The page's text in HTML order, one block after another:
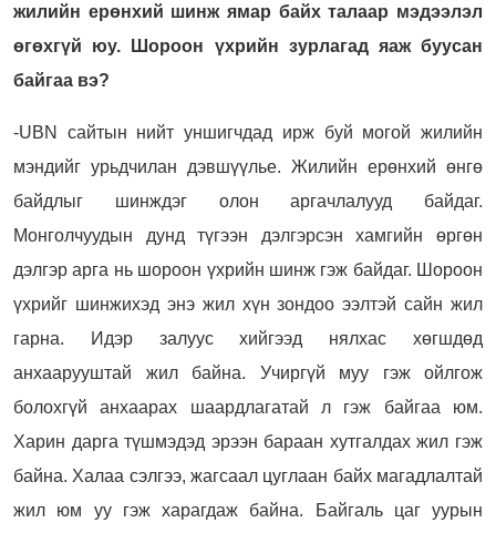
жилийн ерөнхий шинж ямар байх талаар мэдээлэл
өгөхгүй юу. Шороон үхрийн зурлагад яаж буусан
байгаа вэ?
-UBN сайтын нийт уншигчдад ирж буй могой жилийн
мэндийг урьдчилан дэвшүүлье. Жилийн ерөнхий өнгө
байдлыг шинждэг олон аргачлалууд байдаг.
Монголчуудын дунд түгээн дэлгэрсэн хамгийн өргөн
дэлгэр арга нь шороон үхрийн шинж гэж байдаг. Шороон
үхрийг шинжихэд энэ жил хүн зондоо ээлтэй сайн жил
гарна. Идэр залуус хийгээд нялхас хөгшдөд
анхаарууштай жил байна. Учиргүй муу гэж ойлгож
болохгүй анхаарах шаардлагатай л гэж байгаа юм.
Харин дарга түшмэдэд эрээн бараан хутгалдах жил гэж
байна. Халаа сэлгээ, жагсаал цуглаан байх магадлалтай
жил юм уу гэж харагдаж байна. Байгаль цаг уурын